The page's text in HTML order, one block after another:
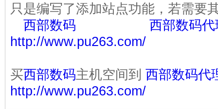
只是编写了添加站点功能，若需要
西部数码
西部数码代
http://www.pu263.com/
买西部数码主机空间到 西部数码代
http://www.pu263.com/